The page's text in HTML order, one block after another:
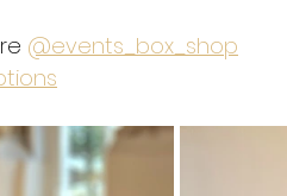
@events_box_shop